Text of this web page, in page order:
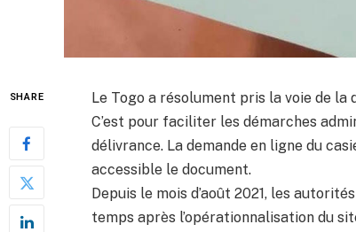
SHARE
Le Togo a résolument pris la voie de
C’est pour faciliter les démarches
délivrance. La demande en ligne du
accessible le document.
Depuis le mois d’août 2021, les
temps après l’opérationnalisation du